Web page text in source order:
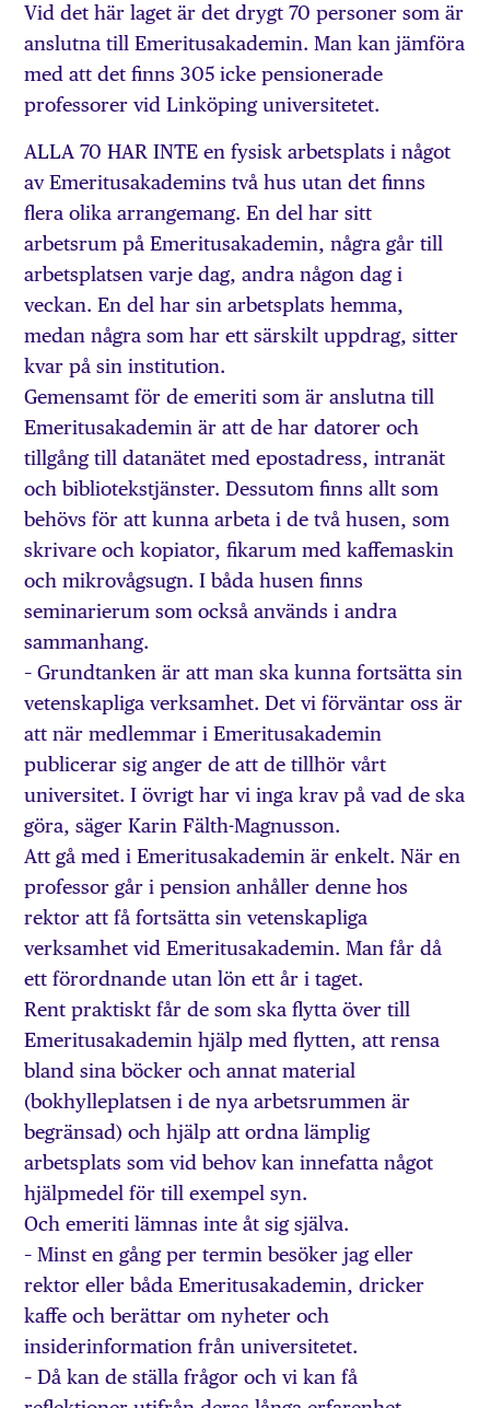
Vid det här laget är det drygt 70 personer som är
anslutna till Emeritusakademin. Man kan jämföra
med att det finns 305 icke pensionerade
professorer vid Linköping universitetet.
ALLA 70 HAR INTE en fysisk arbetsplats i något
av Emeritusakademins två hus utan det finns
flera olika arrangemang. En del har sitt
arbetsrum på Emeritusakademin, några går till
arbetsplatsen varje dag, andra någon dag i
veckan. En del har sin arbetsplats hemma,
medan några som har ett särskilt uppdrag, sitter
kvar på sin institution.
Gemensamt för de emeriti som är anslutna till
Emeritusakademin är att de har datorer och
tillgång till datanätet med epostadress, intranät
och bibliotekstjänster. Dessutom finns allt som
behövs för att kunna arbeta i de två husen, som
skrivare och kopiator, fikarum med kaffemaskin
och mikrovågsugn. I båda husen finns
seminarierum som också används i andra
sammanhang.
– Grundtanken är att man ska kunna fortsätta sin
vetenskapliga verksamhet. Det vi förväntar oss är
att när medlemmar i Emeritusakademin
publicerar sig anger de att de tillhör vårt
universitet. I övrigt har vi inga krav på vad de ska
göra, säger Karin Fälth-Magnusson.
Att gå med i Emeritusakademin är enkelt. När en
professor går i pension anhåller denne hos
rektor att få fortsätta sin vetenskapliga
verksamhet vid Emeritusakademin. Man får då
ett förordnande utan lön ett år i taget.
Rent praktiskt får de som ska flytta över till
Emeritusakademin hjälp med flytten, att rensa
bland sina böcker och annat material
(bokhylleplatsen i de nya arbetsrummen är
begränsad) och hjälp att ordna lämplig
arbetsplats som vid behov kan innefatta något
hjälpmedel för till exempel syn.
Och emeriti lämnas inte åt sig själva.
– Minst en gång per termin besöker jag eller
rektor eller båda Emeritusakademin, dricker
kaffe och berättar om nyheter och
insiderinformation från universitetet.
– Då kan de ställa frågor och vi kan få